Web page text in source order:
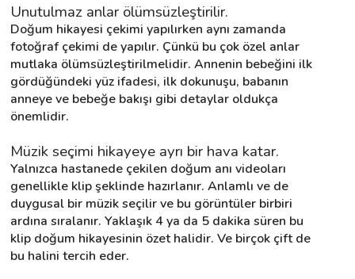
Unutulmaz anlar ölümsüzleştirilir.
Doğum hikayesi çekimi yapılırken aynı zamanda
fotoğraf çekimi de yapılır. Çünkü bu çok özel anlar
mutlaka ölümsüzleştirilmelidir. Annenin bebeğini ilk
gördüğündeki yüz ifadesi, ilk dokunuşu, babanın
anneye ve bebeğe bakışı gibi detaylar oldukça
önemlidir.
Müzik seçimi hikayeye ayrı bir hava katar.
Yalnızca hastanede çekilen doğum anı videoları
genellikle klip şeklinde hazırlanır. Anlamlı ve de
duygusal bir müzik seçilir ve bu görüntüler birbiri
ardına sıralanır. Yaklaşık 4 ya da 5 dakika süren bu
klip doğum hikayesinin özet halidir. Ve birçok çift de
bu halini tercih eder.